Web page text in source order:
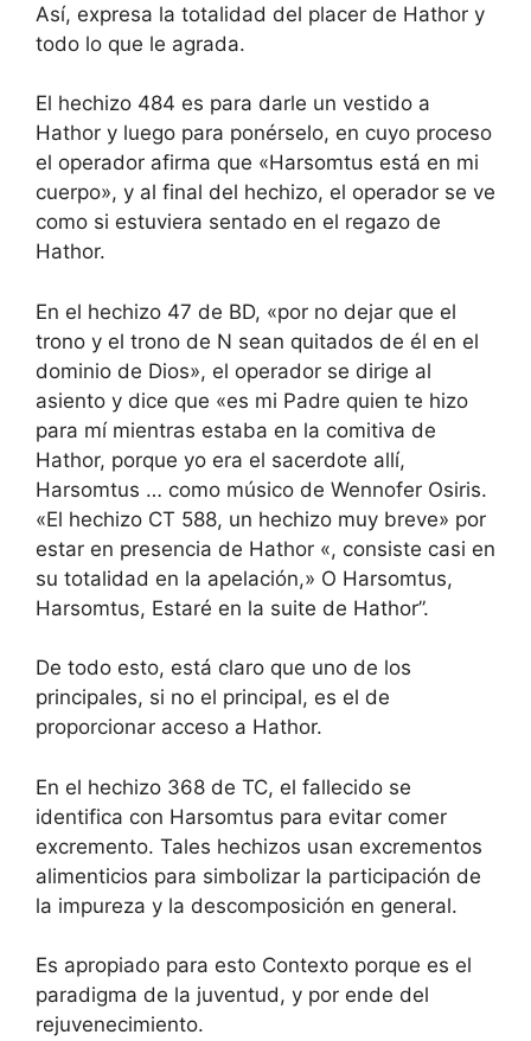
Así, expresa la totalidad del placer de Hathor y
todo lo que le agrada.
El hechizo 484 es para darle un vestido a
Hathor y luego para ponérselo, en cuyo proceso
el operador afirma que «Harsomtus está en mi
cuerpo», y al final del hechizo, el operador se ve
como si estuviera sentado en el regazo de
Hathor.
En el hechizo 47 de BD, «por no dejar que el
trono y el trono de N sean quitados de él en el
dominio de Dios», el operador se dirige al
asiento y dice que «es mi Padre quien te hizo
para mí mientras estaba en la comitiva de
Hathor, porque yo era el sacerdote allí,
Harsomtus … como músico de Wennofer Osiris.
«El hechizo CT 588, un hechizo muy breve» por
estar en presencia de Hathor «, consiste casi en
su totalidad en la apelación,» O Harsomtus,
Harsomtus, Estaré en la suite de Hathor”.
De todo esto, está claro que uno de los
principales, si no el principal, es el de
proporcionar acceso a Hathor.
En el hechizo 368 de TC, el fallecido se
identifica con Harsomtus para evitar comer
excremento. Tales hechizos usan excrementos
alimenticios para simbolizar la participación de
la impureza y la descomposición en general.
Es apropiado para esto Contexto porque es el
paradigma de la juventud, y por ende del
rejuvenecimiento.